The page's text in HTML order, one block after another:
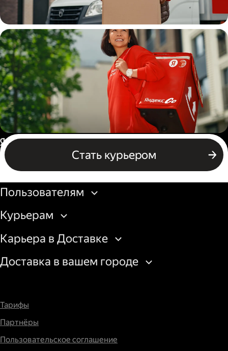
Водитель
грузовой машины
Пеший курьер
Стать курьером
Россия
Бизнесу
Пользователям
Курьерам
Карьера в Доставке
Доставка в вашем городе
Тарифы
Партнёры
Пользовательское соглашение